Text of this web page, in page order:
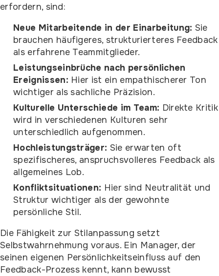
erfordern, sind:
Neue Mitarbeitende in der Einarbeitung: Sie
brauchen häufigeres, strukturierteres Feedback
als erfahrene Teammitglieder.
Leistungseinbrüche nach persönlichen
Ereignissen: Hier ist ein empathischerer Ton
wichtiger als sachliche Präzision.
Kulturelle Unterschiede im Team: Direkte Kritik
wird in verschiedenen Kulturen sehr
unterschiedlich aufgenommen.
Hochleistungsträger: Sie erwarten oft
spezifischeres, anspruchsvolleres Feedback als
allgemeines Lob.
Konfliktsituationen: Hier sind Neutralität und
Struktur wichtiger als der gewohnte
persönliche Stil.
Die Fähigkeit zur Stilanpassung setzt
Selbstwahrnehmung voraus. Ein Manager, der
seinen eigenen Persönlichkeitseinfluss auf den
Feedback-Prozess kennt, kann bewusst